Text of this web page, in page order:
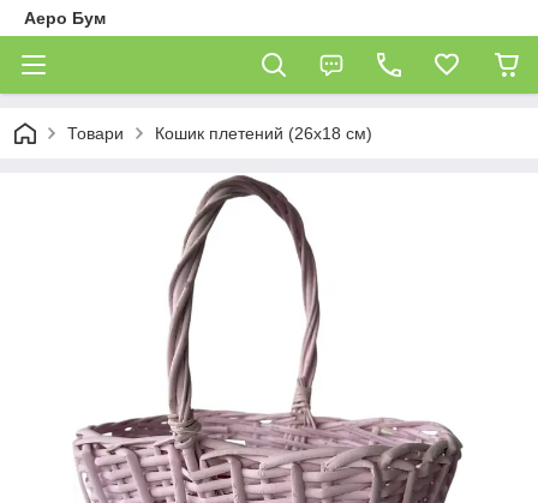
Аеро Бум
Товари Кошик плетений (26х18 см)